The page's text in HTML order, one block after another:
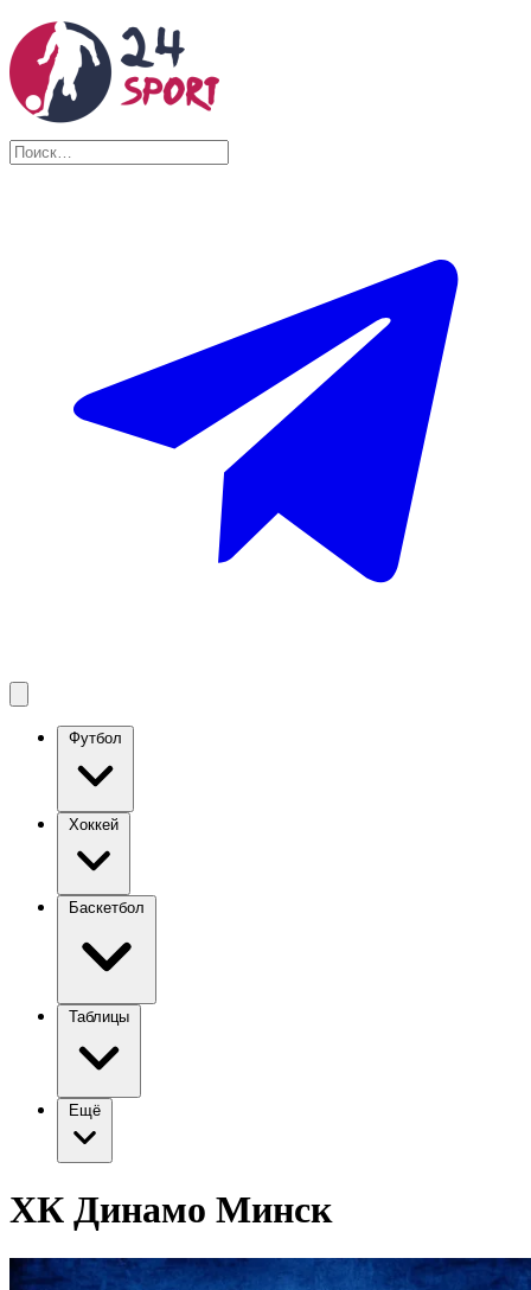
Футбол
Хоккей
Баскетбол
Таблицы
Ещё
ХК Динамо Минск